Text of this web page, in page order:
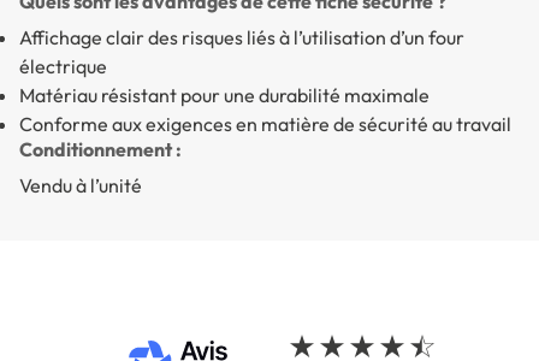
Affichage clair des risques liés à l’utilisation d’un four
électrique
Matériau résistant pour une durabilité maximale
Conforme aux exigences en matière de sécurité au travail
Conditionnement :
Vendu à l’unité